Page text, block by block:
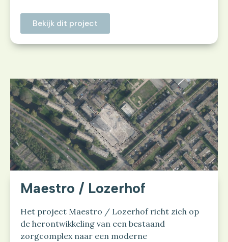
Bekijk dit project
Maestro / Lozerhof
Het project Maestro / Lozerhof richt zich op
de herontwikkeling van een bestaand
zorgcomplex naar een moderne